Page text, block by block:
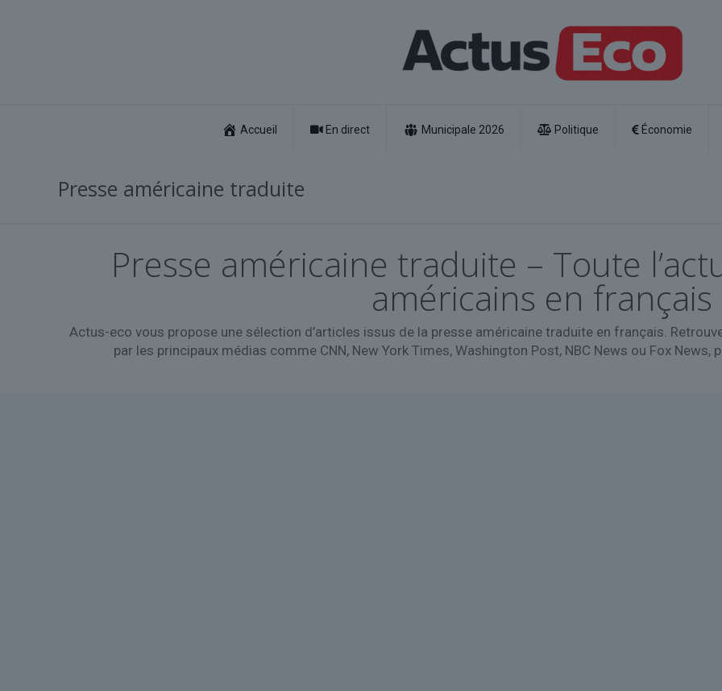
Accueil En direct Municipale 2026 Politique Économie
Presse américaine traduite
Presse américaine traduite – Toute
américains en français
Actus-eco vous propose une sélection d’articles issus de la presse américaine traduite en français.
par les principaux médias comme CNN, New York Times, Washington Post, NBC News ou Fox